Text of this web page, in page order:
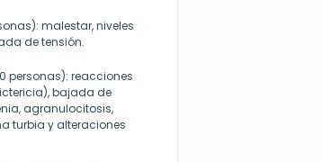
malestar, niveles
de tensión.
personas): reacciones
bajada de
agranulocitosis,
turbia y alteraciones